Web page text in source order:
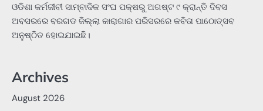
ଓଡିଶା କର୍ମଜୀବୀ ସାମ୍ବାଦିକ ସଂଘ ପକ୍ଷରୁ ଅଗଷ୍ଟ ୯ କ୍ରାନ୍ତି ଦିବସ
ଅବସରରେ ବରଗଡ ଜିଲ୍ଲା କାରାଗାର ପରିସରରେ କବିତା ପାଠୋତ୍ସବ
ଅନୁଷ୍ଠିତ ହୋଇଯାଇଛି।
Archives
August 2026